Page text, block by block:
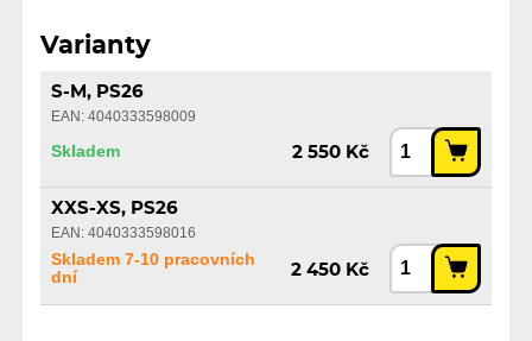
Varianty
S-M, PS26
EAN: 4040333598009
Skladem 2 550 Kč
XXS-XS, PS26
EAN: 4040333598016
Skladem 7-10 pracovních
dní
2 450 Kč